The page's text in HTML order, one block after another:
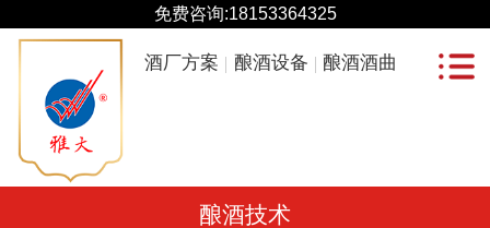
免费咨询:18153364325
酒厂方案 酿酒设备 酿酒酒曲
酿酒技术